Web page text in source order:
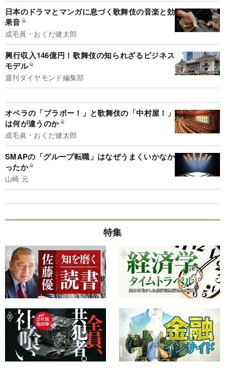
日本のドラマとマンガに息づく歌舞伎の音楽と効
果音
成毛眞・おくだ健太郎
興行収入146億円！歌舞伎の知られざるビジネス
モデル
週刊ダイヤモンド編集部
オペラの「ブラボー！」と歌舞伎の「中村屋！」
は何が違うのか
成毛眞・おくだ健太郎
SMAPの「グループ転職」はなぜうまくいかなか
ったか
山崎 元
特集